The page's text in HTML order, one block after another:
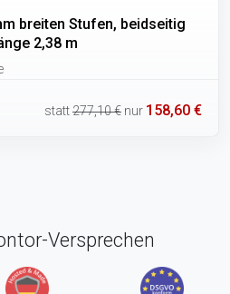
breiten Stufen, beidseitig
2,38 m
statt277,10 € nur 158,60 €
Versprechen